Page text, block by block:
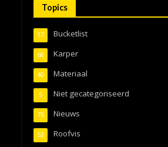
Topics
Bucketlist
17
Karper
68
Materiaal
40
Niet gecategoriseerd
5
Nieuws
75
Roofvis
53